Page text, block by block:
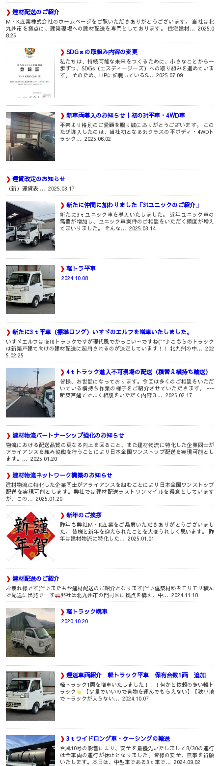
建材配送のご紹介
M・K産業株式会社のホームページをご覧いただきありがとうございます。 当社は北
九州市を拠点に、建築現場への建材配送を専門としております。 住宅建材… 2025.0
8.25
SDGｓの取組み内容の変更
私たちは、持続可能な未来をつくるために、小さなことから一
歩ずつ、SDGs（エスディージーズ）への取り組みを進めていま
す。 そのため、HPに記載しているS… 2025.07.09
新車両導入のお知らせ｜初の3t平車・4WD車
平素より格別のご愛顧を賜り誠にありがとうございます。 この
たび導入したのは、当社初となる3tクラスの平ボディ・4WDト
ラック… 2025.06.02
運賃改定のお知らせ
（新）運賃表 … 2025.03.17
新たに仲間に加わりました「3tユニックのご紹介」
新たに3ｔユニック車を導入いたしました。 近年ユニック車の
需要が増加し、ユニック車案件のご相談をいただく頻度が増え
てまいりました。 そんな… 2025.03.14
軽トラ平車
2024.10.08
新たに3ｔ平車（標準ロング）いすゞのエルフを増車いたしました。
いすゞエルフは商用トラックですが現代風でかっこい～ですね(^^♪こちらのトラック
は新築戸建て向けの建材配送に起用されるのが決定しています！！ 北九州の中… 202
5.02.25
4ｔトラック進入不可現場の配送（積替え横持ち輸送）
皆様、お世話になっております。今回は多くのご相談をいただ
いている横持ち作業の様子をご紹介させていただきます。 ---
新築戸建てでよく相談をいただく内容３… 2025.02.17
建材物流パートナーシップ強化のお知らせ
物流における配送品質の更なる向上を図ること、また建材物流に特化した企業同士が
アライアンスを組み協働を行うことにより日本全国ワンストップ配送を実現可能とし
ます。… 2025.01.20
建材物流ネットワーク構築のお知らせ
建材物流に特化した企業同士がアライアンスを組むことにより日本全国ワンストップ
配送を実現可能とします。弊社では建材配送ラストワンマイルを得意としています
が、この… 2025.01.20
新年のご挨拶
昨年も弊社M・K産業をご贔屓いただきありがとうございまし
た。 皆様と新年を迎えられたことを大変うれしく思います。 昨
年は建材物流に特化した… 2025.01.01
建材配送のご紹介
お疲れ様です(^^♪またもや建材配送のご紹介となります(^^♪建築材料をモリモリ積ん
で配送に出発でーす
弊社は北九州市の門司区に拠点を構え、中… 2024.11.18
軽トラック幌車
2020.10.20
運送車両紹介 軽トラック平車 保有台数1両 追加
軽トラック1両を増車いたしました！！！何かと依頼の多い軽ト
ラック
【少量でいいので荷物を運んでもらえない】【狭小地
でトラックが入らない… 2024.10.07
3ｔワイドロング車・ケーシングの輸送
台風10号の影響により、安全を最優先いたしまして8/30の運行
は全車両の運行が休止となりました。皆様の安全、無事を祈願
いたします。本日は、中型車である3ｔ車で… 2024.09.02